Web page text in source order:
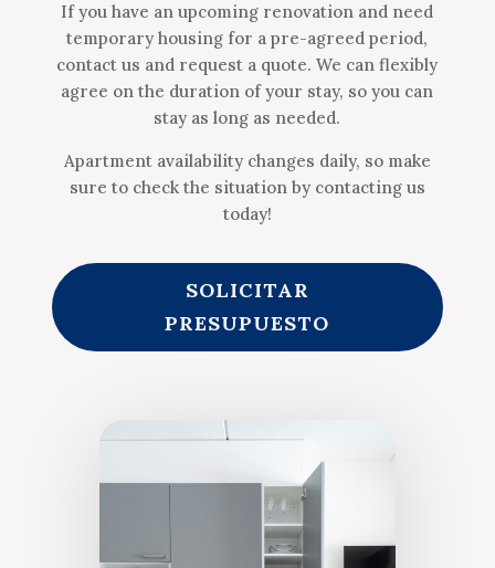
If you have an upcoming renovation and need
temporary housing for a pre-agreed period,
contact us and request a quote. We can flexibly
agree on the duration of your stay, so you can
stay as long as needed.
Apartment availability changes daily, so make
sure to check the situation by contacting us
today!
SOLICITAR
PRESUPUESTO